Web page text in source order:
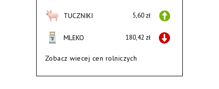
TUCZNIKI 5,60 zł
MLEKO 180,42 zł
Zobacz wiecej cen rolniczych